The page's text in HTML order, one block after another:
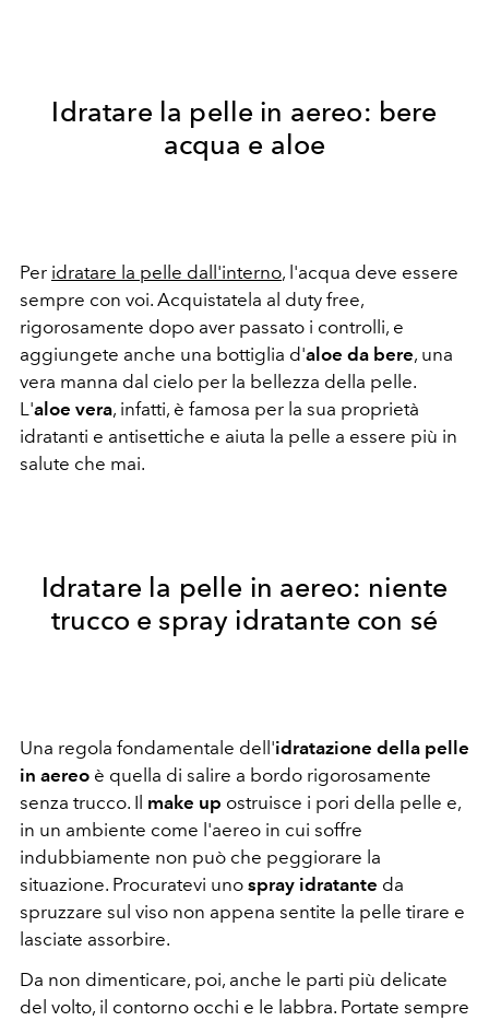
Idratare la pelle in aereo: bere
acqua e aloe
Per idratare la pelle dall'interno, l'acqua deve essere
sempre con voi. Acquistatela al duty free,
rigorosamente dopo aver passato i controlli, e
aggiungete anche una bottiglia d'aloe da bere, una
vera manna dal cielo per la bellezza della pelle.
L'aloe vera, infatti, è famosa per la sua proprietà
idratanti e antisettiche e aiuta la pelle a essere più in
salute che mai.
Idratare la pelle in aereo: niente
trucco e spray idratante con sé
Una regola fondamentale dell'idratazione della pelle
in aereo è quella di salire a bordo rigorosamente
senza trucco. Il make up ostruisce i pori della pelle e,
in un ambiente come l'aereo in cui soffre
indubbiamente non può che peggiorare la
situazione. Procuratevi uno spray idratante da
spruzzare sul viso non appena sentite la pelle tirare e
lasciate assorbire.
Da non dimenticare, poi, anche le parti più delicate
del volto, il contorno occhi e le labbra. Portate sempre